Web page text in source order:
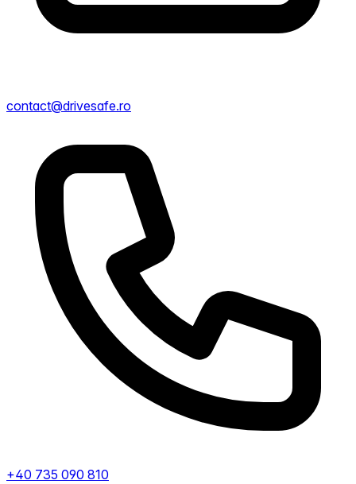
contact@drivesafe.ro
+40 735 090 810